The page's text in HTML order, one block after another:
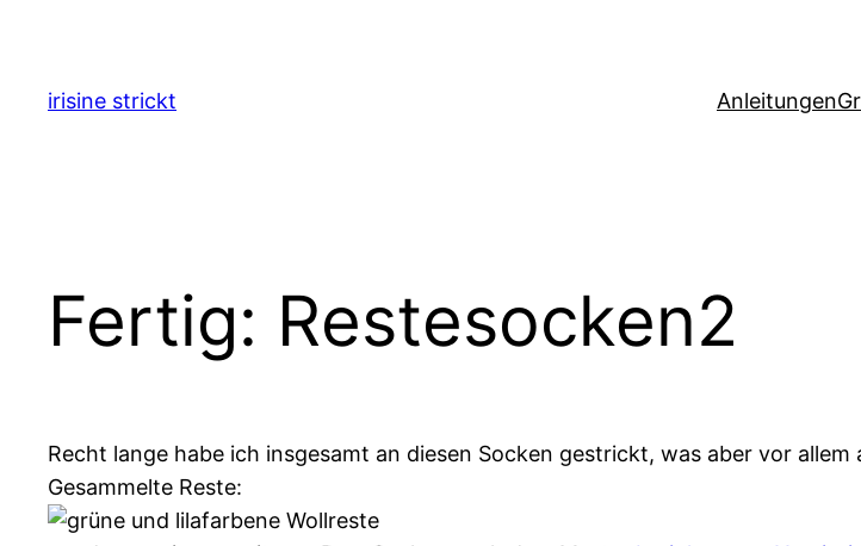
springen
irisine strickt Anleitungen
Fertig: Restesocken2
Recht lange habe ich insgesamt an diesen Socken gestrickt, was aber vor
Gesammelte Reste: